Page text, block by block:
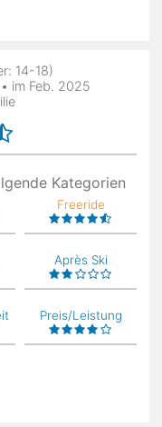
14-18)
im Feb. 2025
Kategorien
Freeride
Après Ski
Preis/Leistung